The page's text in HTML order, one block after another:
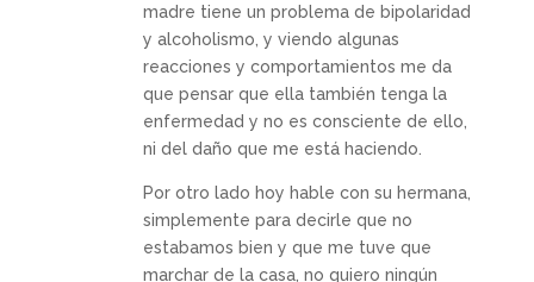
madre tiene un problema de bipolaridad
y alcoholismo, y viendo algunas
reacciones y comportamientos me da
que pensar que ella también tenga la
enfermedad y no es consciente de ello,
ni del daño que me está haciendo.
Por otro lado hoy hable con su hermana,
simplemente para decirle que no
estabamos bien y que me tuve que
marchar de la casa, no quiero ningún